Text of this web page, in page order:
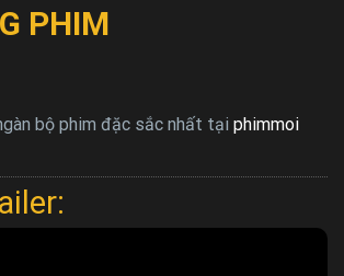
PHIM
bộ phim đặc sắc nhất tại phimmoi